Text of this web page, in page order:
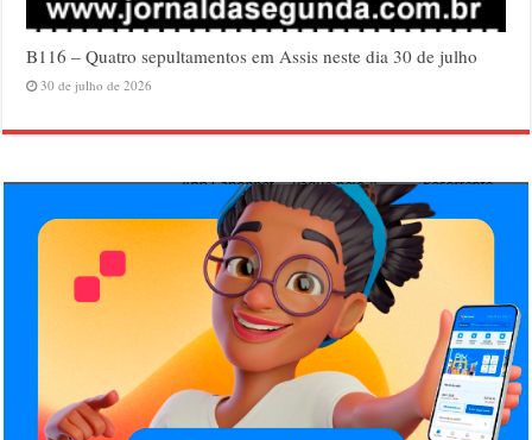
B116 – Quatro sepultamentos em Assis neste dia 30 de julho
30 de julho de 2026